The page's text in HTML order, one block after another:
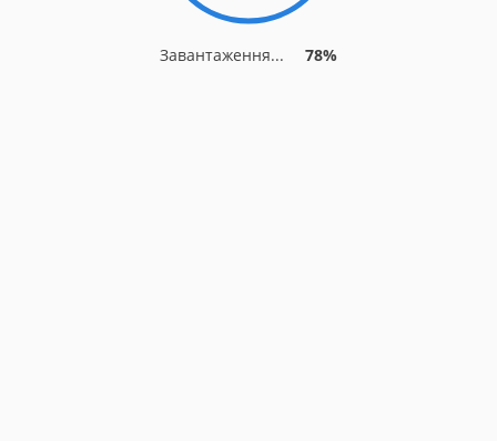
Завантаження... 78%